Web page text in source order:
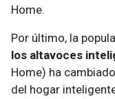
Home.
Por último, la
los altavoces
Home) ha
del hogar